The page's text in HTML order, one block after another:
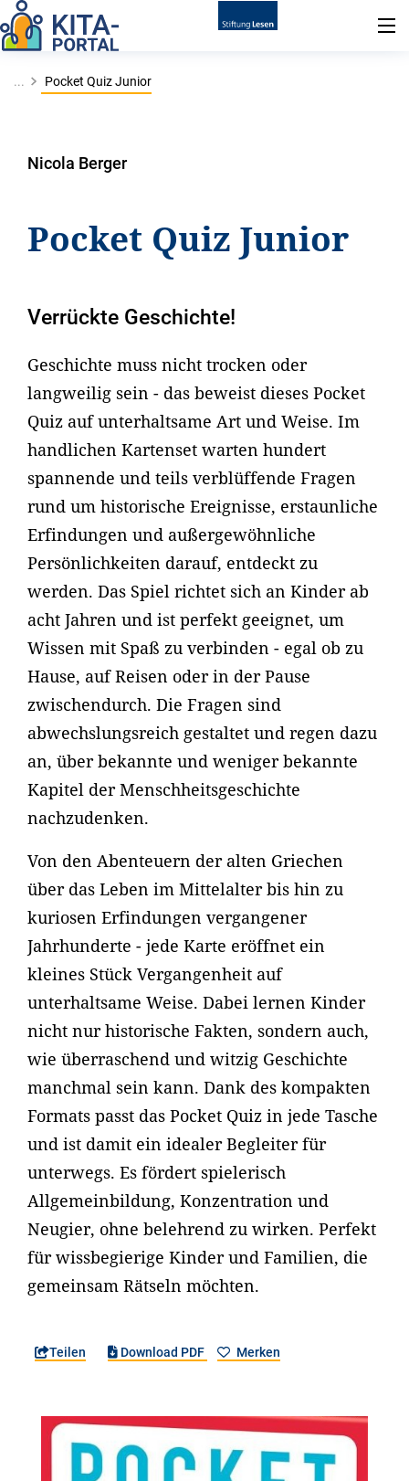
... Pocket Quiz Junior
Nicola Berger
Pocket Quiz Junior
Verrückte Geschichte!
Geschichte muss nicht trocken oder
langweilig sein - das beweist dieses Pocket
Quiz auf unterhaltsame Art und Weise. Im
handlichen Kartenset warten hundert
spannende und teils verblüffende Fragen
rund um historische Ereignisse, erstaunliche
Erfindungen und außergewöhnliche
Persönlichkeiten darauf, entdeckt zu
werden. Das Spiel richtet sich an Kinder ab
acht Jahren und ist perfekt geeignet, um
Wissen mit Spaß zu verbinden - egal ob zu
Hause, auf Reisen oder in der Pause
zwischendurch. Die Fragen sind
abwechslungsreich gestaltet und regen dazu
an, über bekannte und weniger bekannte
Kapitel der Menschheitsgeschichte
nachzudenken.
Von den Abenteuern der alten Griechen
über das Leben im Mittelalter bis hin zu
kuriosen Erfindungen vergangener
Jahrhunderte - jede Karte eröffnet ein
kleines Stück Vergangenheit auf
unterhaltsame Weise. Dabei lernen Kinder
nicht nur historische Fakten, sondern auch,
wie überraschend und witzig Geschichte
manchmal sein kann. Dank des kompakten
Formats passt das Pocket Quiz in jede Tasche
und ist damit ein idealer Begleiter für
unterwegs. Es fördert spielerisch
Allgemeinbildung, Konzentration und
Neugier, ohne belehrend zu wirken. Perfekt
für wissbegierige Kinder und Familien, die
gemeinsam Rätseln möchten.
Teilen Download PDF Merken